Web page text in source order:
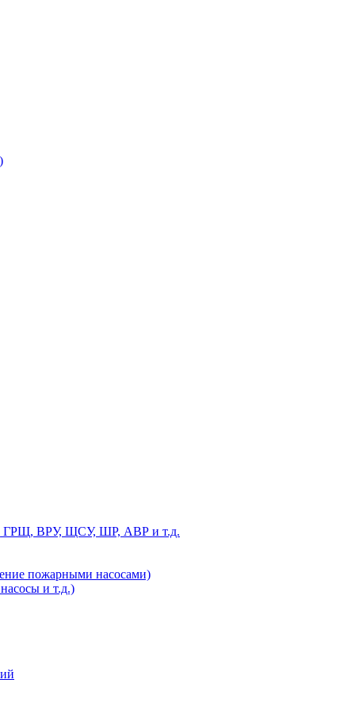
ГРЩ, ВРУ, ЩСУ, ШР, АВР и т.д.
пожарными насосами)
и т.д.)